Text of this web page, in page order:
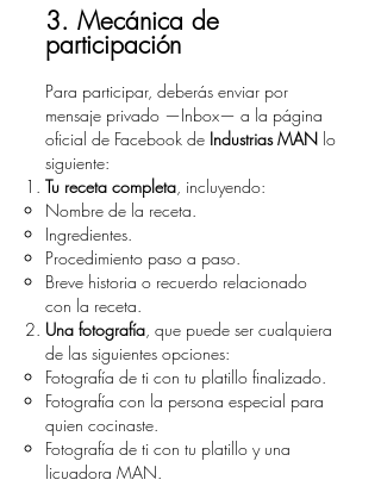
3. Mecánica de
participación
Para participar, deberás enviar por
mensaje privado —Inbox— a la página
oficial de Facebook de Industrias MAN lo
siguiente:
Tu receta completa, incluyendo:
Nombre de la receta.
Ingredientes.
Procedimiento paso a paso.
Breve historia o recuerdo relacionado
con la receta.
Una fotografía, que puede ser cualquiera
de las siguientes opciones:
Fotografía de ti con tu platillo finalizado.
Fotografía con la persona especial para
quien cocinaste.
Fotografía de ti con tu platillo y una
licuadora MAN.